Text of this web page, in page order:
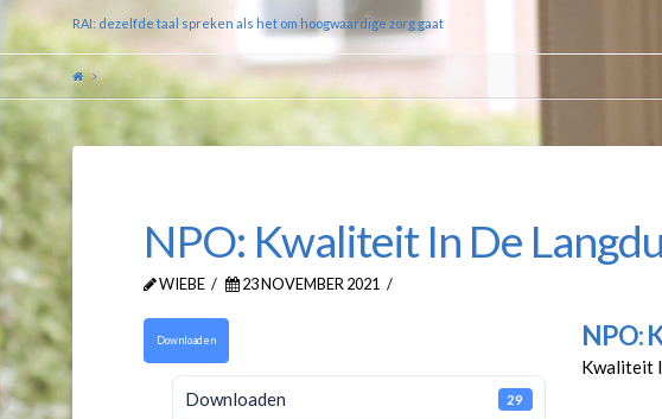
RAI: dezelfde taal spreken als het om hoogwaardige zorg gaat
NPO: Kwaliteit In De
WIEBE 23 NOVEMBER 2021
Downloaden
Downloaden 29
NPO:
Kwaliteit